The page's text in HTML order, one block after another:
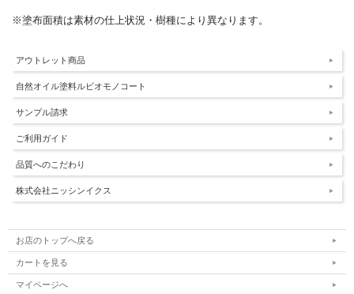
※塗布面積は素材の仕上状況・樹種により異なります。
アウトレット商品
自然オイル塗料ルビオモノコート
サンプル請求
ご利用ガイド
品質へのこだわり
株式会社ニッシンイクス
お店のトップへ戻る
カートを見る
マイページへ